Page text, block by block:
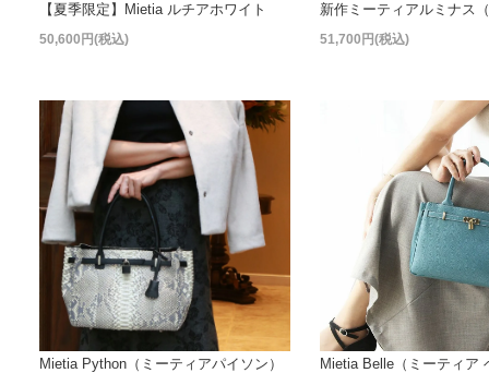
【夏季限定】Mietia ルチアホワイト
50,600円(税込)
新作ミーティアルミナス
51,700円(税込)
Mietia Python（ミーティアパイソン） Mietia Belle（ミーティア